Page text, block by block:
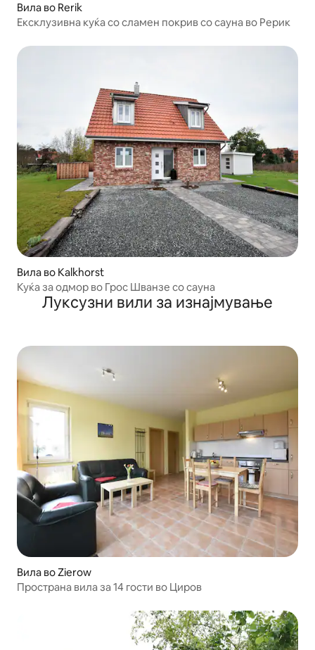
Вила во Rerik
Ексклузивна куќа со сламен покрив со сауна во Рерик
Вила во Kalkhorst
Куќа за одмор во Грос Шванзе со сауна
Луксузни вили за изнајмување
Вила во Zierow
Пространа вила за 14 гости во Циров